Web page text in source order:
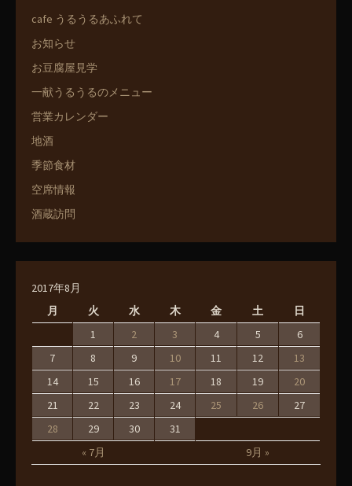
cafe うるうるあふれて
お知らせ
お豆腐屋見学
一献うるうるのメニュー
営業カレンダー
地酒
季節食材
空席情報
酒蔵訪問
2017年8月
月
火 水 木 金 土 日
« 7月 9月 »
1 2 3 4 5
6
7
8 9 10 11 12
13
14
15 16 17 18 19
20
21
22 23 24 25 26
27
28
29 30 31